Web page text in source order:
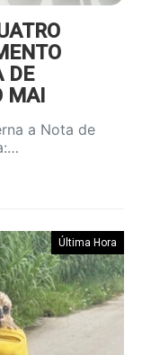
DE
MAI
a Nota de
Última Hora